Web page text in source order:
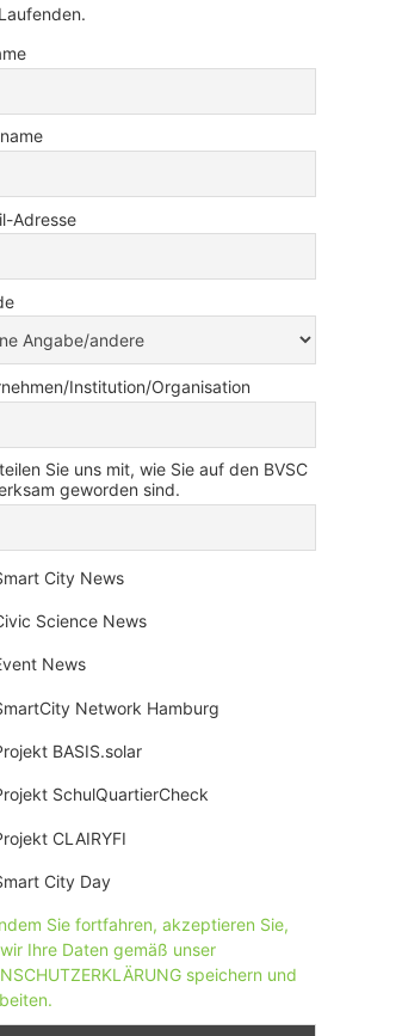
Adresse
Institution/Organisation
Sie uns mit, wie Sie auf den BVSC
geworden sind.
City News
Science News
News
Network Hamburg
BASIS.solar
SchulQuartierCheck
CLAIRYFI
City Day
Sie fortfahren, akzeptieren Sie,
Ihre Daten gemäß unser
speichern und